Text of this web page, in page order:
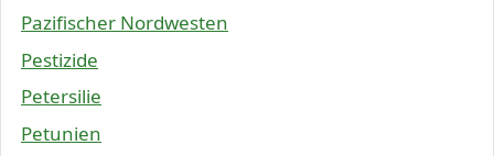
Pazifischer Nordwesten
Pestizide
Petersilie
Petunien